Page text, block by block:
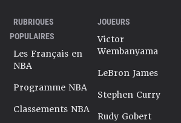
RUBRIQUES
POPULAIRES
Les Français en
NBA
Programme NBA
Classements NBA
JOUEURS
Victor
Wembanyama
LeBron James
Stephen Curry
Rudy Gobert